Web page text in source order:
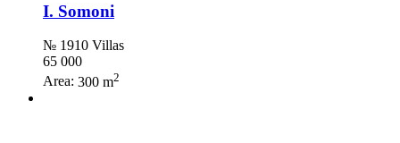
I. Somoni
№ 1910 Villas
65 000
Area: 300 m2